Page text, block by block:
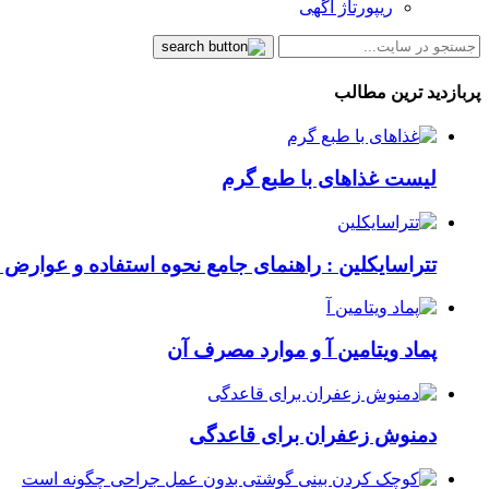
ریپورتاژ آگهی
پربازدید ترین مطالب
لیست غذاهای با طبع گرم
تتراسایکلین : راهنمای جامع نحوه استفاده و عوارض
پماد ویتامین آ و موارد مصرف آن
دمنوش زعفران برای قاعدگی